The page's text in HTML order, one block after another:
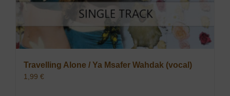
Travelling Alone / Ya Msafer Wahdak (vocal)
1,99 €